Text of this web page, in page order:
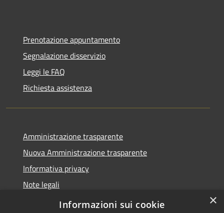
Prenotazione appuntamento
Segnalazione disservizio
Leggi le FAQ
Richiesta assistenza
Amministrazione trasparente
Nuova Amministrazione trasparente
Informativa privacy
Note legali
Dichiarazione di accessibilità
×
Informazioni sui cookie